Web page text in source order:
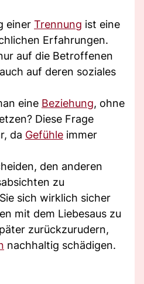
einer Trennung ist eine
Erfahrungen.
auf die Betroffenen
auf deren soziales
eine Beziehung, ohne
Diese Frage
da Gefühle immer
den anderen
zu
sich wirklich sicher
mit dem Liebesaus zu
zurückzurudern,
nachhaltig schädigen.